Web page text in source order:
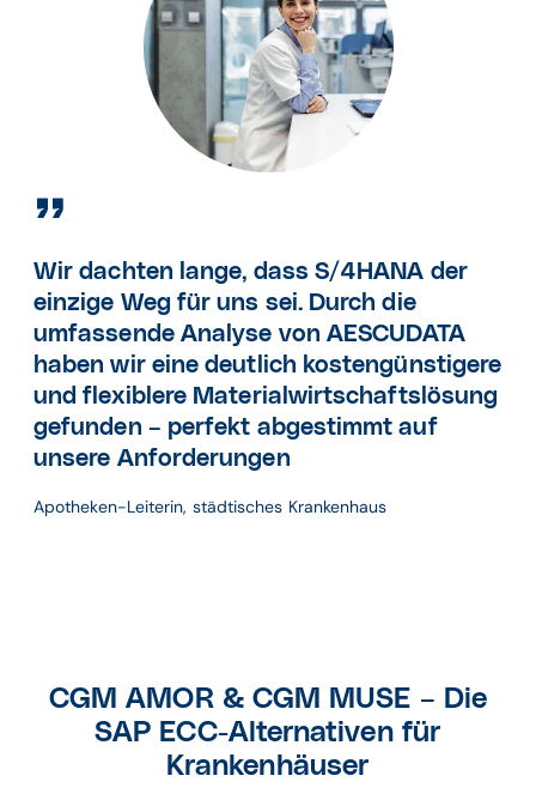
Wir dachten lange, dass S/4HANA der
einzige Weg für uns sei. Durch die
umfassende Analyse von AESCUDATA
haben wir eine deutlich kostengünstigere
und flexiblere Materialwirtschaftslösung
gefunden – perfekt abgestimmt auf
unsere Anforderungen
Apotheken-Leiterin, städtisches Krankenhaus
CGM AMOR & CGM MUSE – Die
SAP ECC-Alternativen für
Krankenhäuser